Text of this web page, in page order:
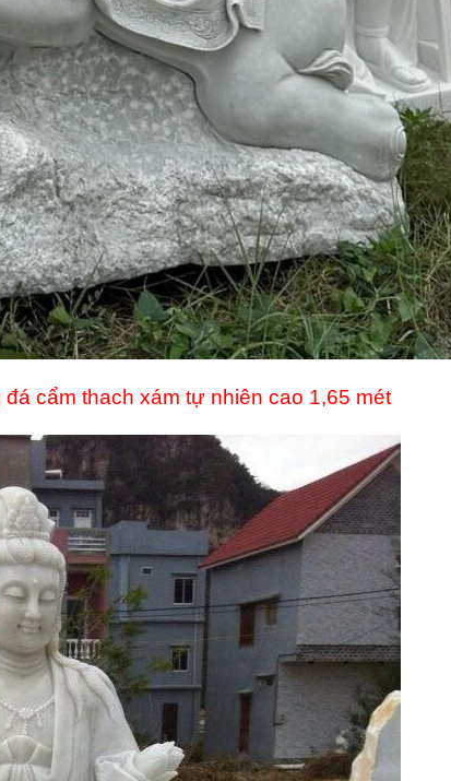
cẩm thach xám tự nhiên cao 1,65 mét